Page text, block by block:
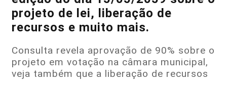
projeto de lei, liberação de
recursos e muito mais.
Consulta revela aprovação de 90% sobre o
projeto em votação na câmara municipal,
veja também que a liberação de recursos